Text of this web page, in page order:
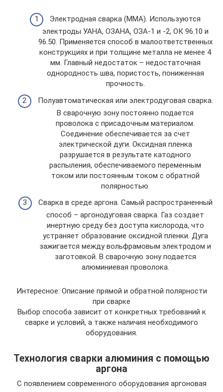
Электродная сварка (ММА). Используются
электроды УАНА, ОЗАНА, ОЗА-1 и -2, ОК 96.10 и
96.50. Применяется способ в малоответственных
конструкциях и при толщине металла не менее 4
мм. Главный недостаток – недостаточная
однородность шва, пористость, пониженная
прочность.
Полуавтоматическая или электродуговая сварка.
В сварочную зону постоянно подается
проволока с присадочным материалом.
Соединение обеспечивается за счет
электрической дуги. Оксидная пленка
разрушается в результате катодного
распыления, обеспечиваемого переменным
током или постоянным током с обратной
полярностью.
Сварка в среде аргона. Самый распространенный
способ – аргонодуговая сварка. Газ создает
инертную среду без доступа кислорода, что
устраняет образование оксидной пленки. Дуга
зажигается между вольфрамовым электродом и
заготовкой. В сварочную зону подается
алюминиевая проволока.
Интересное: Описание прямой и обратной полярности
при сварке
Выбор способа зависит от конкретных требований к
сварке и условий, а также наличия необходимого
оборудования.
Технология сварки алюминия с помощью
аргона
С появлением современного оборудования аргоновая